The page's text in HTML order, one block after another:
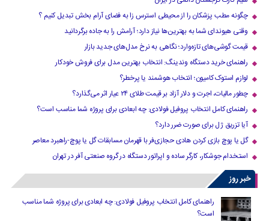
چگونه مطب پزشکان را از محیطی استرس زا به فضای آرام بخش تبدیل کنیم ؟
وقتی هیوندای شما به بهترین‌ها نیاز دارد؛ آرامش را به جاده برگردانید
قیمت گوشی‌های تازه‌وارد؛ نگاهی به نرخ مدل‌های جدید بازار
راهنمای خرید دستگاه وندینگ: انتخاب بهترین مدل برای فروش خودکار
لوازم استوک کامیون؛ انتخاب هوشمند یا پرخطر؟
چطور مالیات، اجرت و دلار آزاد بر قیمت طلای ۲۴ عیار اثر می‌گذارد؟
راهنمای کامل انتخاب پروفیل فولادی: چه ابعادی برای پروژه شما مناسب است؟
آیا تزریق ژل برای صورت ضرر دارد​؟
گل یا پوچ بازی کردن هادی حجازی‌فر با قهرمان مسابقات گل یا پوچ-راهبرد معاصر
استخدام جوشکار، کارگر ساده و اپراتور دستگاه در گروه صنعتی آفر در تهران
خبر روز
راهنمای کامل انتخاب پروفیل فولادی: چه ابعادی برای پروژه شما مناسب
است؟